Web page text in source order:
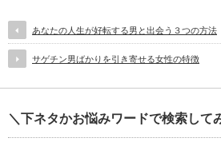
あなたの人生が好転する男と出会う３つの方法
サゲチン男ばかりを引き寄せる女性の特徴
＼下ネタかお悩みワードで検索して